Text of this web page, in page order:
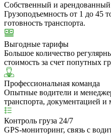
Собственный и арендованный
Грузоподъемность от 1 до 45
готовность транспорта.
Выгодные тарифы
Большое количество
стоимость за счет попутных
Профессиональная команда
Опытные водители и
транспорта, документацией
Контроль груза 24/7
GPS-мониторинг, связь с